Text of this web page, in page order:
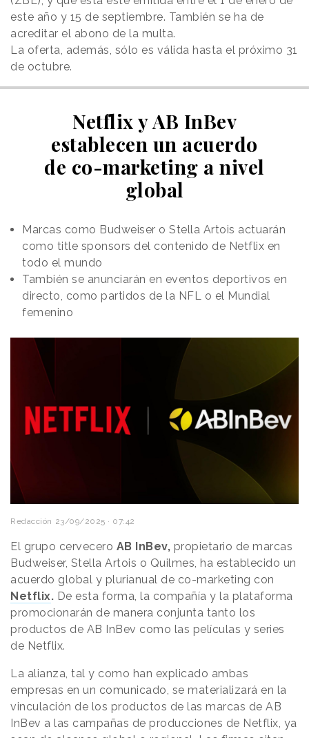
este año y 15 de septiembre. También se ha de
acreditar el abono de la multa.
La oferta, además, sólo es válida hasta el próximo 31
de octubre.
Netflix y AB InBev
establecen un acuerdo
de co-marketing a nivel
global
Marcas como Budweiser o Stella Artois actuarán
como title sponsors del contenido de Netflix en
todo el mundo
También se anunciarán en eventos deportivos en
directo, como partidos de la NFL o el Mundial
femenino
Redacción 23/09/2025 · 07:42
El grupo cervecero AB InBev, propietario de marcas
Budweiser, Stella Artois o Quilmes, ha establecido un
acuerdo global y plurianual de co-marketing con
Netflix. De esta forma, la compañía y la plataforma
promocionarán de manera conjunta tanto los
productos de AB InBev como las películas y series
de Netflix.
La alianza, tal y como han explicado ambas
empresas en un comunicado, se materializará en la
vinculación de los productos de las marcas de AB
InBev a las campañas de producciones de Netflix, ya